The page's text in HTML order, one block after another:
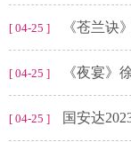
[ 04-25 ] 《苍兰诀》
[ 04-25 ] 《夜宴》徐
[ 04-25 ] 国安达2023年